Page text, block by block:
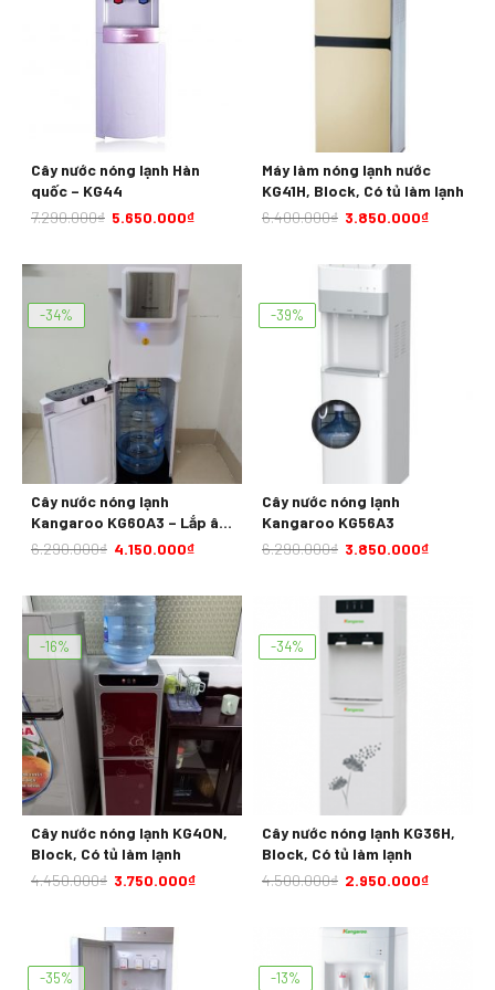
Cây nước nóng lạnh Hàn
quốc – KG44
7.290.000₫ 5.650.000₫
Máy làm nóng lạnh nước
KG41H, Block, Có tủ làm lạnh
6.400.000₫ 3.850.000₫
-34%
Cây nước nóng lạnh
Kangaroo KG60A3 – Lắp âm
bình
6.290.000₫ 4.150.000₫
-39%
Cây nước nóng lạnh
Kangaroo KG56A3
6.290.000₫ 3.850.000₫
-16%
Cây nước nóng lạnh KG40N,
Block, Có tủ làm lạnh
4.450.000₫ 3.750.000₫
-34%
Cây nước nóng lạnh KG36H,
Block, Có tủ làm lạnh
4.500.000₫ 2.950.000₫
-35% -13%